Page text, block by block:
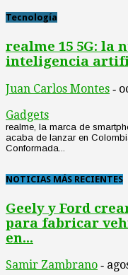
Tecnología
realme 15 5G: la
inteligencia
Juan Carlos Montes -
Gadgets
realme, la marca de
acaba de lanzar en
Conformada...
NOTICIAS MÁS RECIENTES
Geely y Ford
para fabricar
en...
Samir Zambrano -